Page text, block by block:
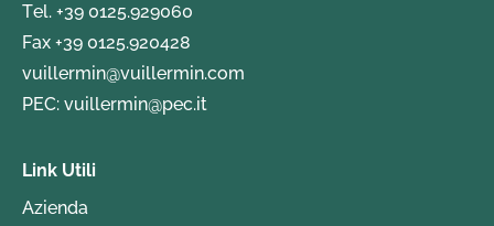
Tel. +39 0125.929060
Fax +39 0125.920428
vuillermin@vuillermin.com
PEC: vuillermin@pec.it
Link Utili
Azienda